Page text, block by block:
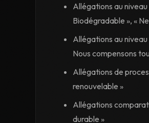
Allégations au
Biodégradable », «
Allégations au
Nous compensons
Allégations de
renouvelable »
Allégations
durable »